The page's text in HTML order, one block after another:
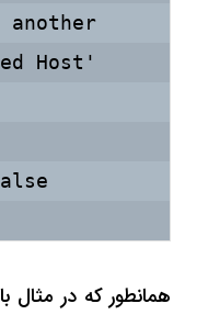
Host'
همانطور که در مثال